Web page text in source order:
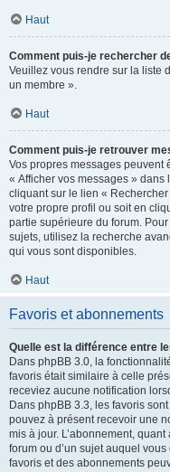
Haut
Comment puis-je rechercher
Veuillez vous rendre sur la liste
un membre ».
Haut
Comment puis-je retrouver
Vos propres messages peuvent
« Afficher vos messages » dans
cliquant sur le lien «
votre propre profil ou soit en
partie supérieure du forum.
sujets, utilisez la recherche
qui vous sont disponibles.
Haut
Favoris et abonnements
Quelle est la différence entre
Dans phpBB 3.0, la
favoris était similaire à celle
receviez aucune notification
Dans phpBB 3.3, les favoris
pouvez à présent recevoir une
mis à jour. L’abonnement,
forum ou d’un sujet auquel
favoris et des abonnements